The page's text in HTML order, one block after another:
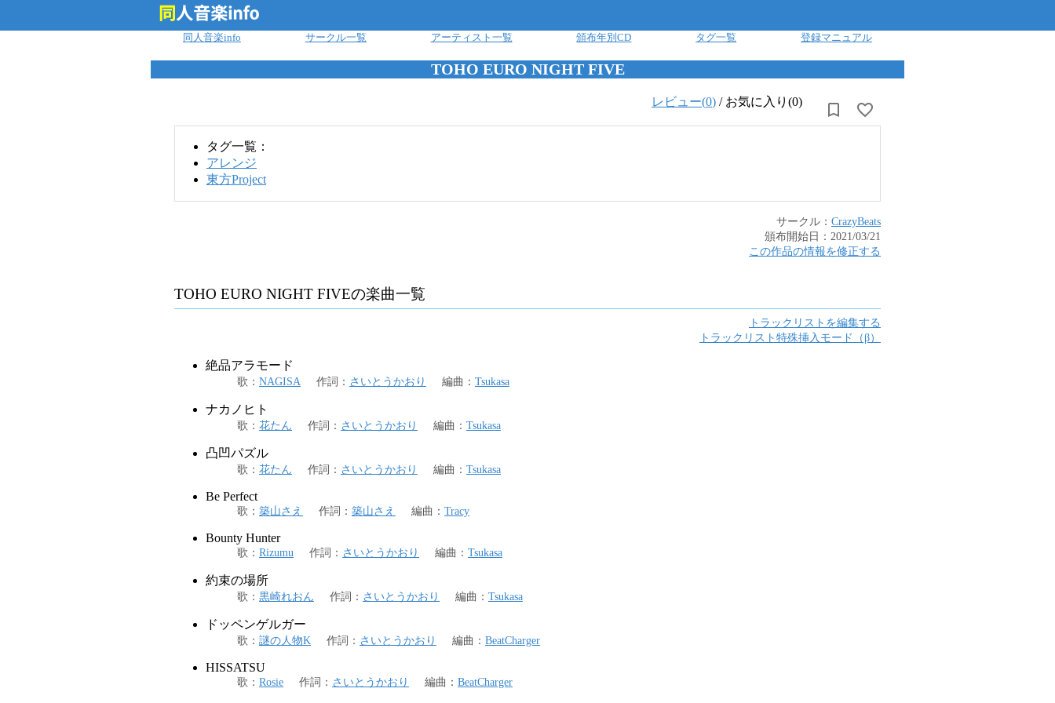
同人音楽info サークル一覧 アーティスト一覧 頒布年別CD タグ一覧 登録マニュアル
TOHO EURO NIGHT FIVE
レビュー(0) / お気に入り(0)
タグ一覧：
アレンジ
東方Project
サークル： CrazyBeats
頒布開始日： 2021/03/21
この作品の情報を修正する
TOHO EURO NIGHT FIVEの楽曲一覧
トラックリストを編集する
トラックリスト特殊挿入モード（β）
絶品アラモード
歌 ： NAGISA 作詞 ： さいとうかおり 編曲 ： Tsukasa
ナカノヒト
歌 ： 花たん 作詞 ： さいとうかおり 編曲 ： Tsukasa
凸凹パズル
歌 ： 花たん 作詞 ： さいとうかおり 編曲 ： Tsukasa
Be Perfect
歌 ： 築山さえ 作詞 ： 築山さえ 編曲 ： Tracy
Bounty Hunter
歌 ： Rizumu 作詞 ： さいとうかおり 編曲 ： Tsukasa
約束の場所
歌 ： 黒崎れおん 作詞 ： さいとうかおり 編曲 ： Tsukasa
ドッペンゲルガー
歌 ： 謎の人物K 作詞 ： さいとうかおり 編曲 ： BeatCharger
HISSATSU
歌 ： Rosie 作詞 ： さいとうかおり 編曲 ： BeatCharger